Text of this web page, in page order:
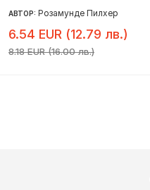
АВТОР: Розамунде Пилхер
6.54 EUR (12.79 лв.)
8.18 EUR (16.00 лв.)